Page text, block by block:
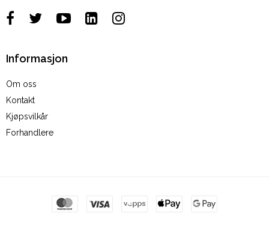
Informasjon
Om oss
Kontakt
Kjøpsvilkår
Forhandlere